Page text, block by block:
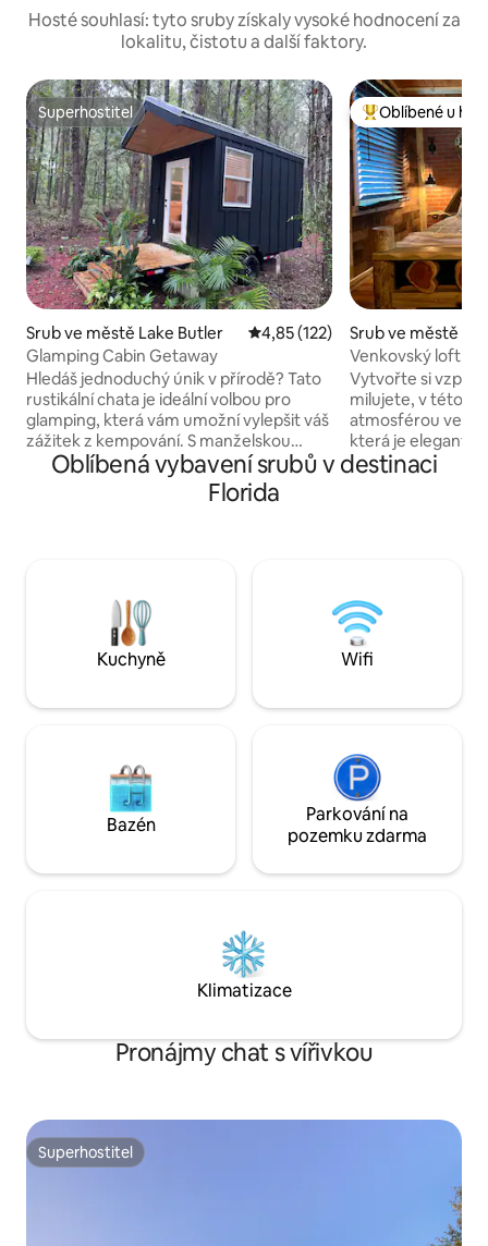
Hosté souhlasí: tyto sruby získaly vysoké hodnocení za
lokalitu, čistotu a další faktory.
Superhostitel
Superhostitel
Srub ve městě Lake Butler Průměrné hodnocení 4,85 z 5,
4,85 (122)
Glamping Cabin Getaway
Hledáš jednoduchý únik v přírodě? Tato
rustikální chata je ideální volbou pro
glamping, která vám umožní vylepšit váš
zážitek z kempování. S manželskou
postelí z paměťové pěny, klimatizací a
psacím stolem si můžete vychutnat
veškerý klid pobytu v lese bez nevýhod!
malé domovní uspořádání, promluvíš si
se staviteli, získáš nápady na stavbu
vlastního malého domku nebo se zeptáš
na jeho objednání!
Nejlepší v
Oblíbené u
Srub ve městě
Venkovský loft na
Vytvořte si
milujete, v této
atmosférou
která je elegantní
moderní estetiky. Jsme chata vhodná
přírodních
místních
Beach Bar &
minut chůze k
Oblíbená vybavení srubů v destinaci
Florida
Kuchyně Wifi
Bazén
Parkování na
pozemku zdarma
Klimatizace
Pronájmy chat s vířivkou
Superhostitel
Superhostitel